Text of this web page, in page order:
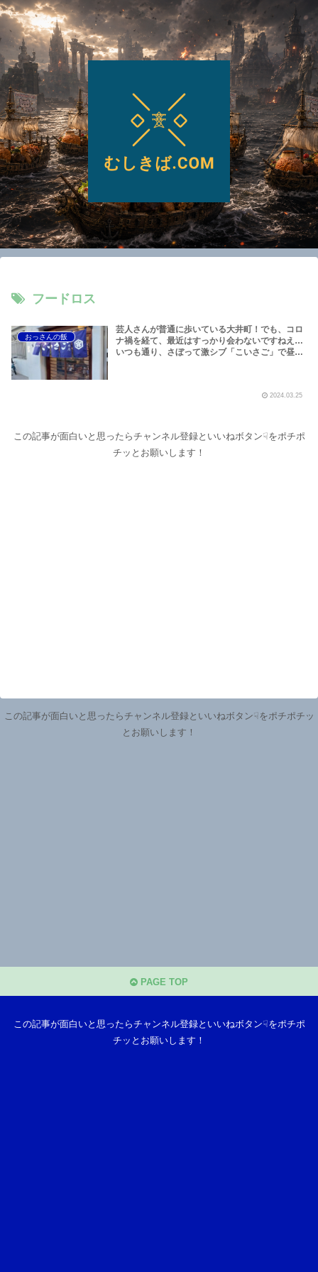
フードロス
おっさんの飯
芸人さんが普通に歩いている大井町！でも、コロ
ナ禍を経て、最近はすっかり会わないですねえ…
いつも通り、さぼって激シブ「こいさご」で昼か
2024.03.25
この記事が面白いと思ったらチャンネル登録といいねボタン☟をポチポ
チッとお願いします！
この記事が面白いと思ったらチャンネル登録といいねボタン☟をポチポチッ
とお願いします！
PAGE TOP
この記事が面白いと思ったらチャンネル登録といいねボタン☟をポチポ
チッとお願いします！